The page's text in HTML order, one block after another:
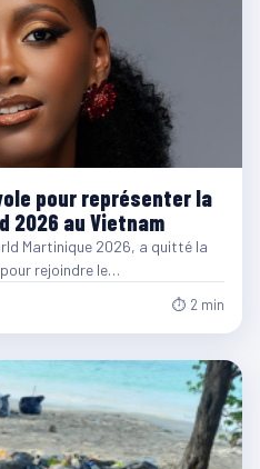
pour représenter la
2026 au Vietnam
Martinique 2026, a quitté la
rejoindre le…
⏱ 2 min